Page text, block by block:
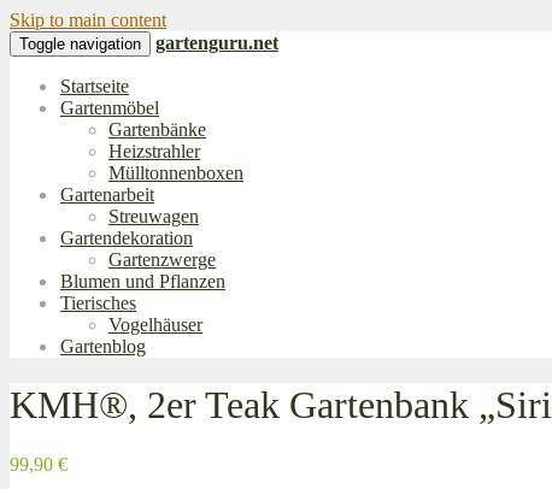
Skip to main content
Toggle navigation gartenguru.net
Startseite
Gartenmöbel
Gartenbänke
Heizstrahler
Mülltonnenboxen
Gartenarbeit
Streuwagen
Gartendekoration
Gartenzwerge
Blumen und Pflanzen
Tierisches
Vogelhäuser
Gartenblog
KMH®, 2er Teak Gartenbank
99,90 €